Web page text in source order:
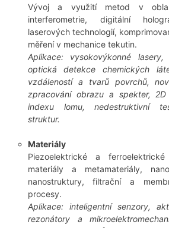
Vývoj a využití metod v
interferometrie, digitální
laserových technologií,
měření v mechanice tekutin.
Aplikace: vysokovýkonné lasery,
optická detekce chemických
vzdáleností a tvarů povrchů,
zpracování obrazu a spekter,
indexu lomu, nedestruktivní
struktur.
Materiály
Piezoelektrické a
materiály a metamateriály,
nanostruktury, filtrační a
procesy.
Aplikace: inteligentní senzory,
rezonátory a